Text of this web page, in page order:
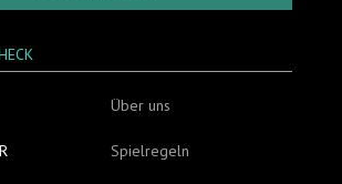
Über uns
Spielregeln